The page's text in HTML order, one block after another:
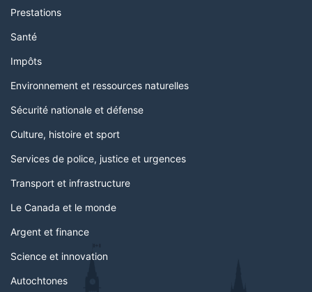
Prestations
Santé
Impôts
Environnement et ressources naturelles
Sécurité nationale et défense
Culture, histoire et sport
Services de police, justice et urgences
Transport et infrastructure
Le Canada et le monde
Argent et finance
Science et innovation
Autochtones